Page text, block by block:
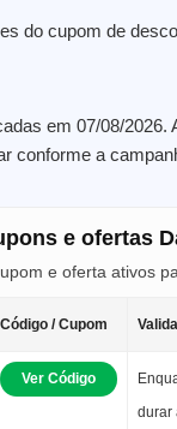
do cupom de
em 07/08/2026.
conforme a
e ofertas
e oferta ativos
Código / Cupom
Ver Código
durar